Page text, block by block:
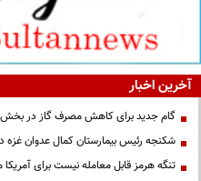
آخرین اخبار
گام جدید برای کاهش مصرف گاز در
شکنجه رئیس بیمارستان کمال عدوان غزه
تنگه هرمز قابل معامله نیست برای آمریکا